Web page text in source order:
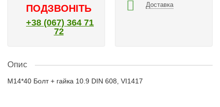
ПОДЗВОНІТЬ
+38 (067) 364 71
72
Доставка
Опис
M14*40 Болт + гайка 10.9 DIN 608, VI1417